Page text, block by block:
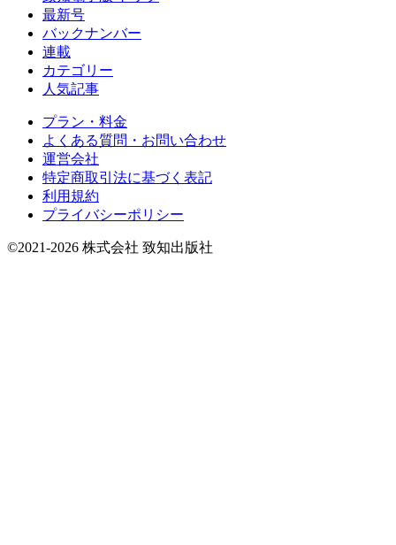
最新号
バックナンバー
連載
カテゴリー
人気記事
プラン・料金
よくある質問・お問い合わせ
運営会社
特定商取引法に基づく表記
利用規約
プライバシーポリシー
©2021-2026 株式会社 致知出版社